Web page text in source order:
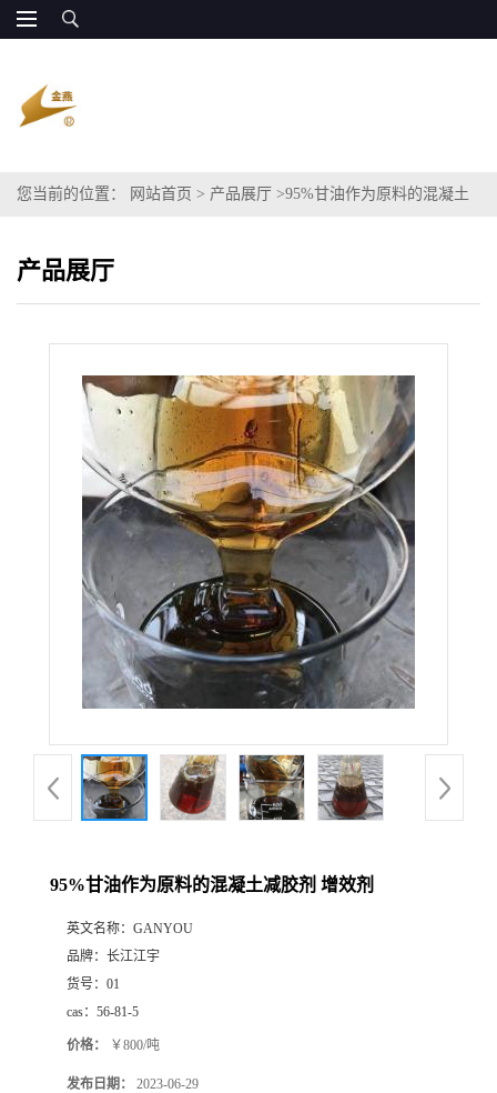
您当前的位置： 网站首页 > 产品展厅 >95%甘油作为原料的混凝土
产品展厅
95%甘油作为原料的混凝土减胶剂 增效剂
英文名称： GANYOU
品牌： 长江江宇
货号： 01
cas： 56-81-5
价格： ￥800/吨
发布日期： 2023-06-29